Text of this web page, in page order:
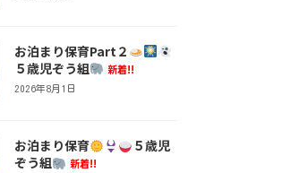
お泊まり保育Part２
５歳児ぞう組
新着!!
2026年8月1日
お泊まり保育
５歳児
ぞう組
新着!!